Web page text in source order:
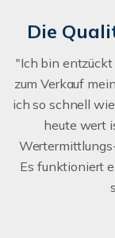
Die
"Ich bin entzückt
zum Verkauf
ich so schnell
heute wert
Es funktioniert